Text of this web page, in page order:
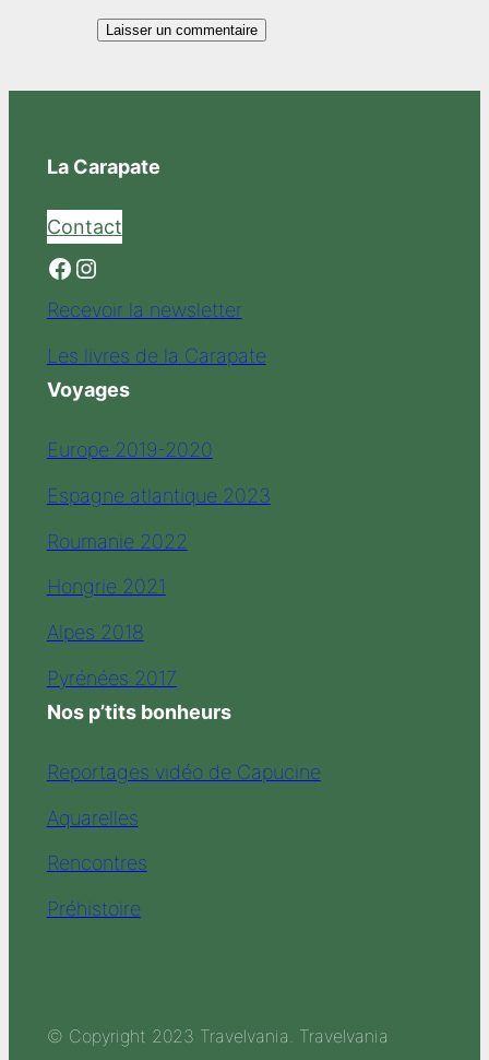
La Carapate
Contact
Facebook Instagram
Recevoir la newsletter
Les livres de la Carapate
Voyages
Europe 2019-2020
Espagne atlantique 2023
Roumanie 2022
Hongrie 2021
Alpes 2018
Pyrénées 2017
Nos p’tits bonheurs
Reportages vidéo de Capucine
Aquarelles
Rencontres
Préhistoire
© Copyright 2023 Travelvania. Travelvania